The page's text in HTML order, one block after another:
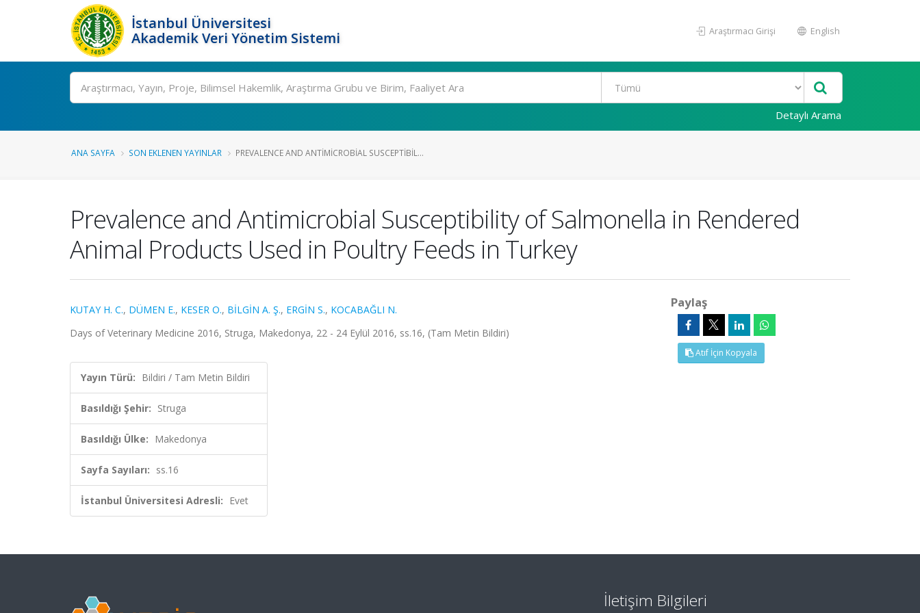
İstanbul Üniversitesi
Akademik Veri Yönetim Sistemi
Araştırmacı Girişi English
Ara
Detaylı Arama
ANA SAYFA SON EKLENEN YAYINLAR PREVALENCE AND ANTIMICROBIAL SUSCEPTIBIL...
Prevalence and Antimicrobial Susceptibility of Salmonella in Rendered
Animal Products Used in Poultry Feeds in Turkey
KUTAY H. C., DÜMEN E., KESER O., BİLGİN A. Ş., ERGİN S., KOCABAĞLI N.
Days of Veterinary Medicine 2016, Struga, Makedonya, 22 - 24 Eylül 2016, ss.16, (Tam Metin Bildiri)
Yayın Türü: Bildiri / Tam Metin Bildiri
Basıldığı Şehir: Struga
Basıldığı Ülke: Makedonya
Sayfa Sayıları: ss.16
İstanbul Üniversitesi Adresli: Evet
Paylaş
Atıf İçin Kopyala
İletişim Bilgileri